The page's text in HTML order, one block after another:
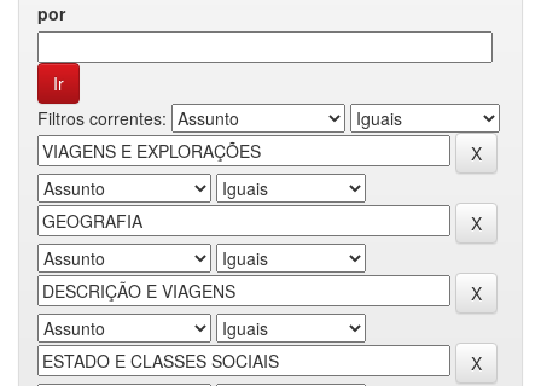
por
Filtros correntes: